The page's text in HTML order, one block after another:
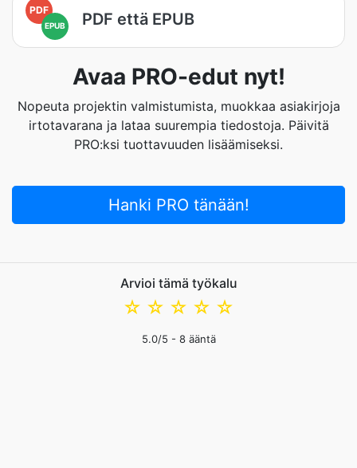
PDF
EPUB PDF että EPUB
Avaa PRO-edut nyt!
Nopeuta projektin valmistumista, muokkaa asiakirjoja
irtotavarana ja lataa suurempia tiedostoja. Päivitä
PRO:ksi tuottavuuden lisäämiseksi.
Hanki PRO tänään!
Arvioi tämä työkalu
☆
☆
☆
☆
☆
5.0/5 - 8ääntä